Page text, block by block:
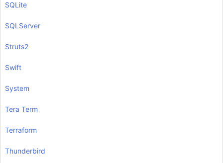
SQLite
SQLServer
Struts2
Swift
System
Tera Term
Terraform
Thunderbird